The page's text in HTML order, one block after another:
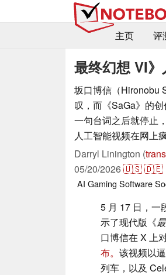
主页
评
最终幻想 VI
坂口博信（Hironobu
叹，而《SaGa》的
一句台词之后就停止
人工智能视频在网上疯
Darryl Linington (
05/20/2026🇺🇸🇩🇪
AI Gaming Software
5 月 17 日，一
示了现代版《
口博信在 X 上
布。 该视频以
列车，以及